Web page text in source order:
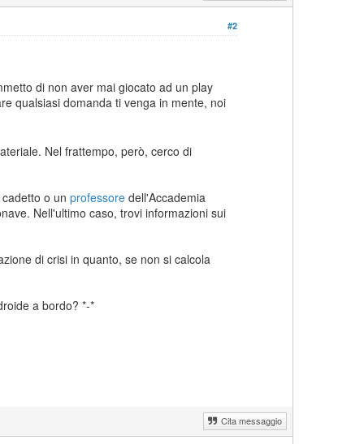
#2
di non aver mai giocato ad un play
qualsiasi domanda ti venga in mente, noi
Nel frattempo, però, cerco di
o un professoredell'Accademia
Nell'ultimo caso, trovi informazioni sui
di crisi in quanto, se non si calcola
a bordo? *-*
Cita messaggio